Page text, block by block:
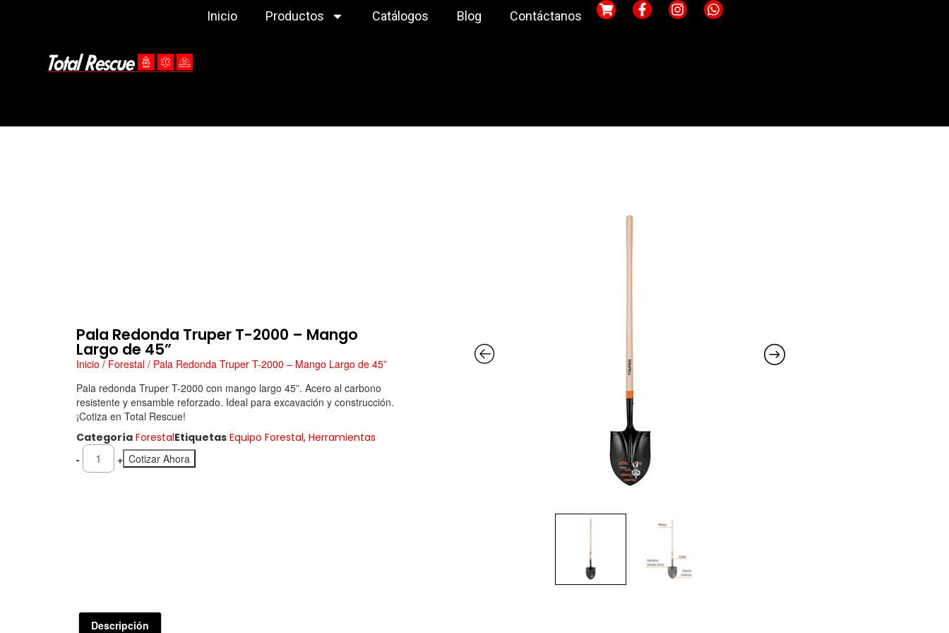
Inicio Productos Catálogos Blog Contáctanos
Pala Redonda Truper T-2000 – Mango
Largo de 45”
Inicio /Forestal/ Pala Redonda Truper T-2000 – Mango Largo de 45”
Pala redonda Truper T-2000 con mango largo 45”. Acero al carbono
resistente y ensamble reforzado. Ideal para excavación y construcción.
¡Cotiza en Total Rescue!
Categoría ForestalEtiquetas Equipo Forestal, Herramientas
-
+ Cotizar Ahora
Descripción